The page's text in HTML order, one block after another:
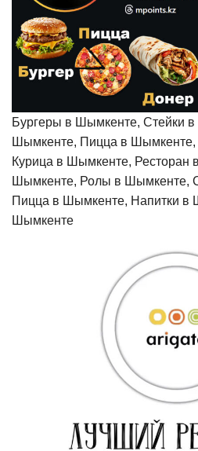
Бургеры в Шымкенте, Стейки
Шымкенте, Пицца в
Курица в Шымкенте, Ресторан
Шымкенте, Ролы в Шымкенте,
Пицца в Шымкенте, Напитки в
Шымкенте